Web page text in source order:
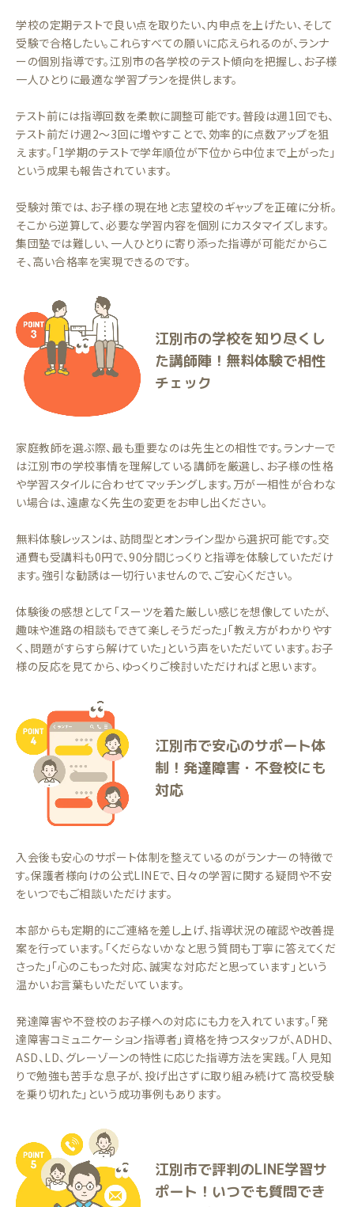
学校の定期テストで良い点を取りたい、内申点を上げたい、そして
受験で合格したい。これらすべての願いに応えられるのが、ランナ
ーの個別指導です。江別市の各学校のテスト傾向を把握し、お子様
一人ひとりに最適な学習プランを提供します。
テスト前には指導回数を柔軟に調整可能です。普段は週1回でも、
テスト前だけ週2〜3回に増やすことで、効率的に点数アップを狙
えます。「1学期のテストで学年順位が下位から中位まで上がった」
という成果も報告されています。
受験対策では、お子様の現在地と志望校のギャップを正確に分析。
そこから逆算して、必要な学習内容を個別にカスタマイズします。
集団塾では難しい、一人ひとりに寄り添った指導が可能だからこ
そ、高い合格率を実現できるのです。
江別市の学校を知り尽くし
た講師陣！無料体験で相性
チェック
家庭教師を選ぶ際、最も重要なのは先生との相性です。ランナーで
は江別市の学校事情を理解している講師を厳選し、お子様の性格
や学習スタイルに合わせてマッチングします。万が一相性が合わな
い場合は、遠慮なく先生の変更をお申し出ください。
無料体験レッスンは、訪問型とオンライン型から選択可能です。交
通費も受講料も0円で、90分間じっくりと指導を体験していただけ
ます。強引な勧誘は一切行いませんので、ご安心ください。
体験後の感想として「スーツを着た厳しい感じを想像していたが、
趣味や進路の相談もできて楽しそうだった」「教え方がわかりやす
く、問題がすらすら解けていた」という声をいただいています。お子
様の反応を見てから、ゆっくりご検討いただければと思います。
江別市で安心のサポート体
制！発達障害・不登校にも
対応
入会後も安心のサポート体制を整えているのがランナーの特徴で
す。保護者様向けの公式LINEで、日々の学習に関する疑問や不安
をいつでもご相談いただけます。
本部からも定期的にご連絡を差し上げ、指導状況の確認や改善提
案を行っています。「くだらないかなと思う質問も丁寧に答えてくだ
さった」「心のこもった対応、誠実な対応だと思っています」という
温かいお言葉もいただいています。
発達障害や不登校のお子様への対応にも力を入れています。「発
達障害コミュニケーション指導者」資格を持つスタッフが、ADHD、
ASD、LD、グレーゾーンの特性に応じた指導方法を実践。「人見知
りで勉強も苦手な息子が、投げ出さずに取り組み続けて高校受験
を乗り切れた」という成功事例もあります。
江別市で評判のLINE学習サ
ポート！いつでも質問でき